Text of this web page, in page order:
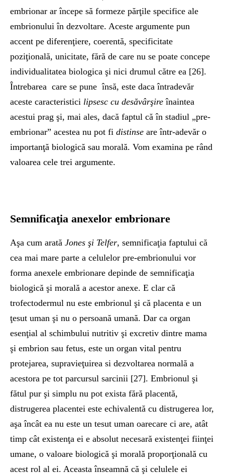
embrionar ar începe să formeze părţile specifice ale
embrionului în dezvoltare. Aceste argumente pun
accent pe diferenţiere, coerentă, specificitate
poziţională, unicitate, fără de care nu se poate concepe
individualitatea biologica şi nici drumul către ea [26].
Întrebarea care se pune însă, este daca întradevăr
aceste caracteristici lipsesc cu desăvârşireînaintea
acestui prag şi, mai ales, dacă faptul că în stadiul „pre-
embrionar” acestea nu pot fi distinse are într-adevăr o
importanţă biologică sau morală. Vom examina pe rând
valoarea cele trei argumente.
Semnificaţia anexelor embrionare
Aşa cum arată Jones şi Telfer, semnificaţia faptului că
cea mai mare parte a celulelor pre-embrionului vor
forma anexele embrionare depinde de semnificaţia
biologică şi morală a acestor anexe. E clar că
trofectodermul nu este embrionul şi că placenta e un
ţesut uman şi nu o persoană umană. Dar ca organ
esenţial al schimbului nutritiv şi excretiv dintre mama
şi embrion sau fetus, este un organ vital pentru
protejarea, supravieţuirea si dezvoltarea normală a
acestora pe tot parcursul sarcinii [27]. Embrionul şi
fătul pur şi simplu nu pot exista fără placentă,
distrugerea placentei este echivalentă cu distrugerea lor,
aşa încât ea nu este un tesut uman oarecare ci are, atât
timp cât existenţa ei e absolut necesară existenţei fiinţei
umane, o valoare biologică şi morală proporţională cu
acest rol al ei. Aceasta înseamnă că şi celulele ei